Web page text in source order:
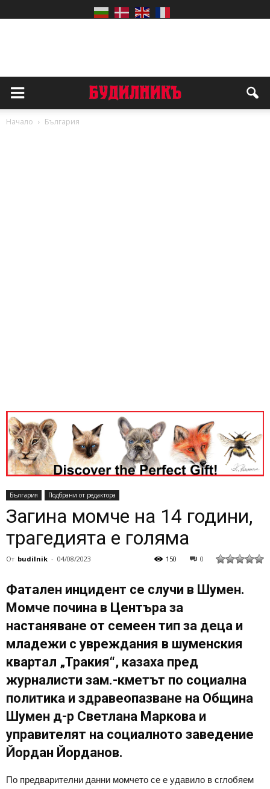
Начало България
България Подбрани от редактора
Загина момче на 14 години,
трагедията е голяма
От budilnik - 04/08/2023 0
150
Фатален инцидент се случи в Шумен.
Момче почина в Центъра за
настаняване от семеен тип за деца и
младежи с увреждания в шуменския
квартал „Тракия“, казаха пред
журналисти зам.-кметът по социална
политика и здравеопазване на Община
Шумен д-р Светлана Маркова и
управителят на социалното заведение
Йордан Йорданов.
По предварителни данни момчето се е удавило в сглобяем